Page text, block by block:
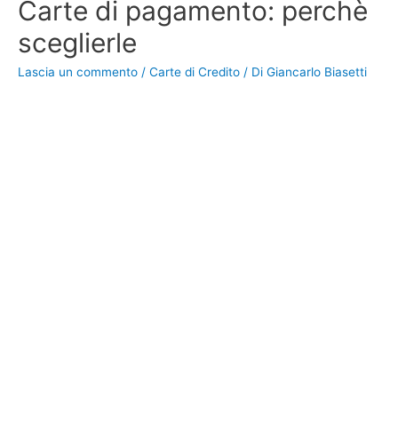
Carte di pagamento: perchè
sceglierle
Lascia un commento / Carte di Credito / Di Giancarlo Biasetti